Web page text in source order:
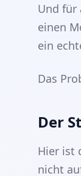
Und für
einen
ein
Das
Der
Hier ist
nicht